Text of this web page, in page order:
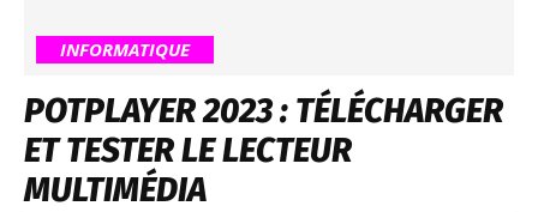
INFORMATIQUE
POTPLAYER 2023 : TÉLÉCHARGER
ET TESTER LE LECTEUR
MULTIMÉDIA